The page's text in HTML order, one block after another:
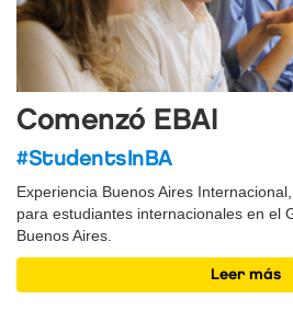
Comenzó EBAI
#StudentsInBA
Experiencia Buenos Aires
para estudiantes internacionales en el
Buenos Aires.
Leer más